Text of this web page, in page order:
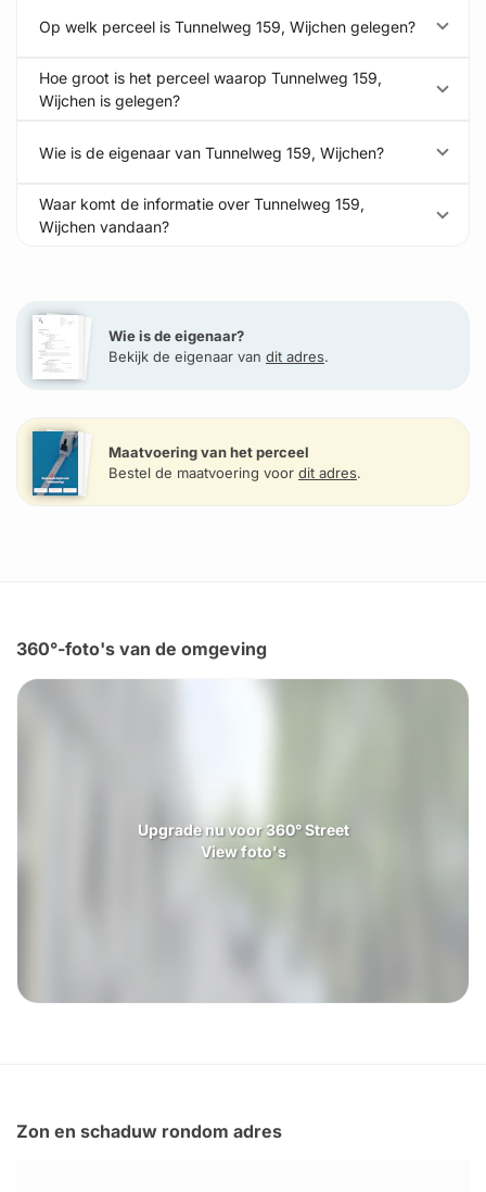
Op welk perceel is Tunnelweg 159, Wijchen gelegen?
Hoe groot is het perceel waarop Tunnelweg 159,
Wijchen is gelegen?
Wie is de eigenaar van Tunnelweg 159, Wijchen?
Waar komt de informatie over Tunnelweg 159,
Wijchen vandaan?
Wie is de eigenaar?
Bekijk de eigenaar van dit adres.
Maatvoering van het perceel
Bestel de maatvoering voor dit adres.
360°-foto's van de omgeving
Upgrade nu voor 360° Street
View foto's
Zon en schaduw rondom adres